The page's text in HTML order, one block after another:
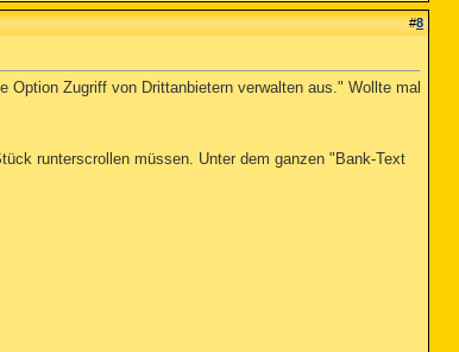
#8
Option Zugriff von Drittanbietern verwalten aus." Wollte mal
runterscrollen müssen. Unter dem ganzen "Bank-Text